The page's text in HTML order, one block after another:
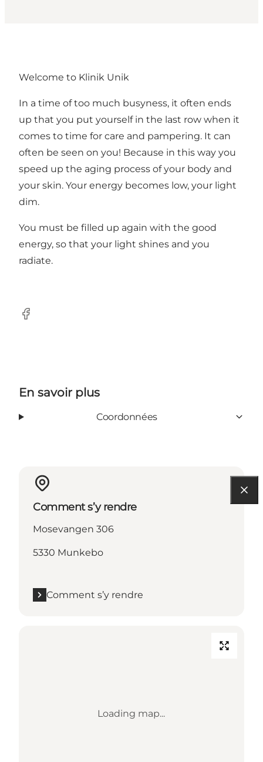
Welcome to Klinik Unik
In a time of too much busyness, it often ends
up that you put yourself in the last row when it
comes to time for care and pampering. It can
often be seen on you! Because in this way you
speed up the aging process of your body and
your skin. Your energy becomes low, your light
dim.
You must be filled up again with the good
energy, so that your light shines and you
radiate.
Facebook
En savoir plus
Coordonnées
Comment s’y rendre
Mosevangen 306
5330 Munkebo
Comment s’y rendre
Loading map...